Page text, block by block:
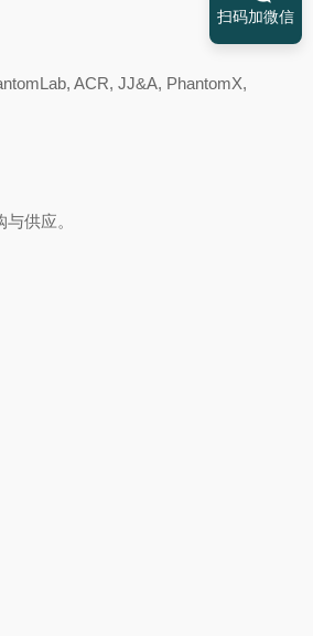
ACR, JJ&A, PhantomX,
供应。
扫码加微信